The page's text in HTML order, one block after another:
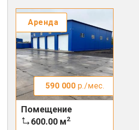
Аренда
590 000 р./мес.
Помещение
600.00 м2